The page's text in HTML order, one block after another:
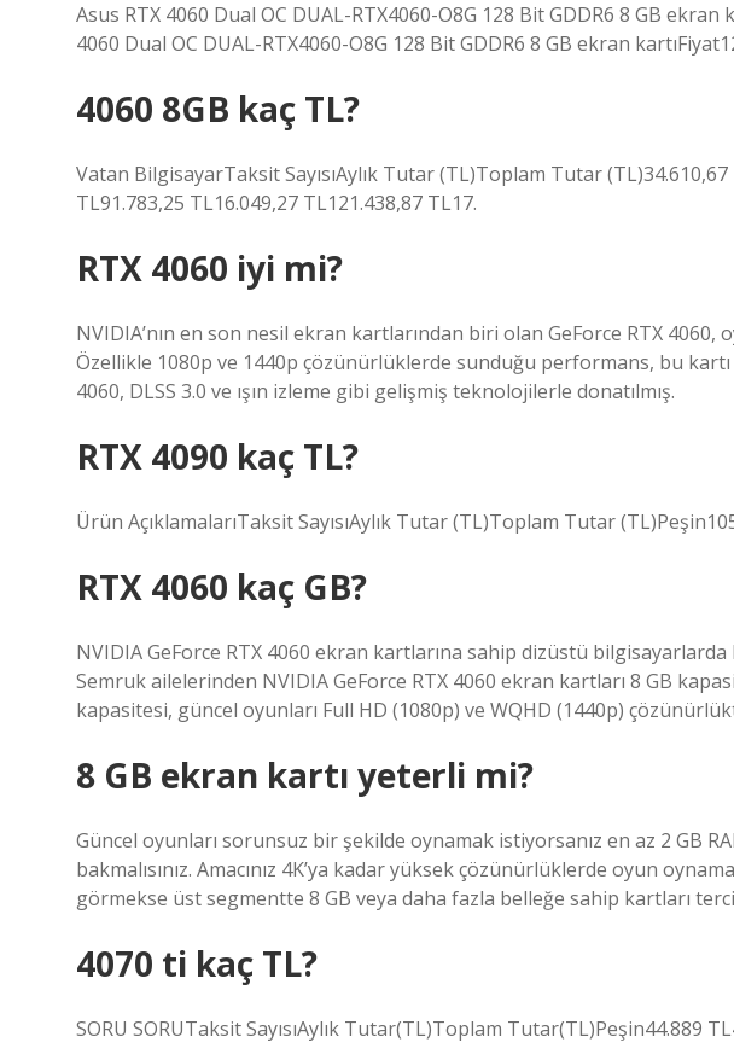
Asus RTX 4060 Dual OC DUAL-RTX4060-O8G 128 Bit GDDR6 8 GB ekran
4060 Dual OC DUAL-RTX4060-O8G 128 Bit GDDR6 8 GB ekran
4060 8GB kaç TL?
Vatan BilgisayarTaksit SayısıAylık Tutar (TL)Toplam Tutar
TL91.783,25 TL16.049,27 TL121.438,87 TL17.
RTX 4060 iyi mi?
NVIDIA’nın en son nesil ekran kartlarından biri olan GeForce RTX 4060,
Özellikle 1080p ve 1440p çözünürlüklerde sunduğu performans, bu kartı
4060, DLSS 3.0 ve ışın izleme gibi gelişmiş teknolojilerle donatılmış.
RTX 4090 kaç TL?
Ürün AçıklamalarıTaksit SayısıAylık Tutar (TL)Toplam Tutar
RTX 4060 kaç GB?
NVIDIA GeForce RTX 4060 ekran kartlarına sahip dizüstü
Semruk ailelerinden NVIDIA GeForce RTX 4060 ekran kartları 8 GB
kapasitesi, güncel oyunları Full HD (1080p) ve WQHD (1440p)
8 GB ekran kartı yeterli mi?
Güncel oyunları sorunsuz bir şekilde oynamak istiyorsanız en az 2 GB
bakmalısınız. Amacınız 4K’ya kadar yüksek çözünürlüklerde oyun
görmekse üst segmentte 8 GB veya daha fazla belleğe sahip kartları
4070 ti kaç TL?
SORU SORUTaksit SayısıAylık Tutar(TL)Toplam Tutar(TL)Peşin44.889